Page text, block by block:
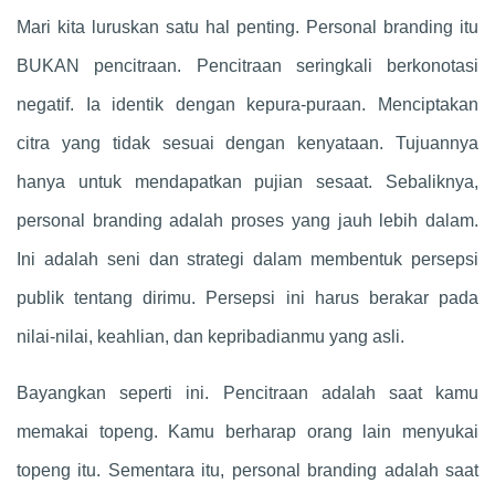
Mari kita luruskan satu hal penting. Personal branding itu
BUKAN pencitraan. Pencitraan seringkali berkonotasi
negatif. Ia identik dengan kepura-puraan. Menciptakan
citra yang tidak sesuai dengan kenyataan. Tujuannya
hanya untuk mendapatkan pujian sesaat. Sebaliknya,
personal branding adalah proses yang jauh lebih dalam.
Ini adalah seni dan strategi dalam membentuk persepsi
publik tentang dirimu. Persepsi ini harus berakar pada
nilai-nilai, keahlian, dan kepribadianmu yang asli.
Bayangkan seperti ini. Pencitraan adalah saat kamu
memakai topeng. Kamu berharap orang lain menyukai
topeng itu. Sementara itu, personal branding adalah saat